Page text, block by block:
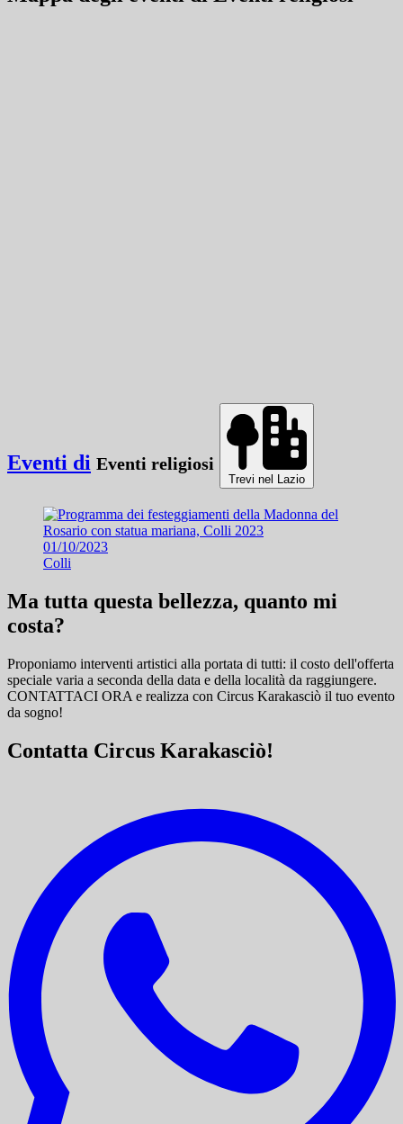
Eventi di Eventi religiosi
Trevi nel Lazio
01/10/2023
Colli
Ma tutta questa bellezza, quanto mi
costa?
Proponiamo interventi artistici alla portata di tutti: il costo dell'offerta
speciale varia a seconda della data e della località da raggiungere.
CONTATTACI ORA e realizza con Circus Karakasciò il tuo evento
da sogno!
Contatta Circus Karakasciò!